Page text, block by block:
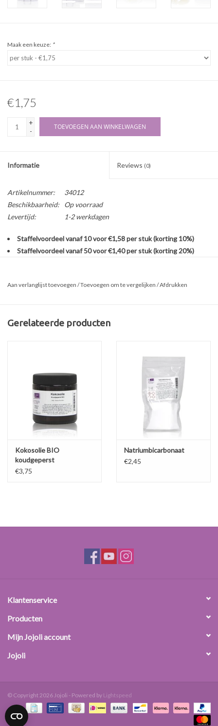
Maak een keuze: *
€1,75
+
-
TOEVOEGEN AAN WINKELWAGEN
Informatie Reviews (0)
Artikelnummer:
34012
Beschikbaarheid:
Op voorraad
Levertijd:
1-2 werkdagen
Staffelvoordeel vanaf 10 voor €1,58 per stuk (korting 10%)
Staffelvoordeel vanaf 50 voor €1,40 per stuk (korting 20%)
afmetingen: hoogte (inclusief dop) 110 mm, breedte 30 mm, lengte
etikethoogte: maximaal 60 mm hoog
kleur en transparantie: wit, niet transparant
sluiting: witte dop, materiaal: PP
gewicht: 33 g
Aan verlanglijst toevoegen /Toevoegen om te vergelijken /Afdrukken
Gerelateerde producten
Kokosolie BIO
koudgeperst
€3,75
Natriumbicarbonaat
€2,45
Klantenservice
Producten
Mijn Jojoli account
Jojoli
© Copyright 2026 Jojoli - Powered by Lightspeed